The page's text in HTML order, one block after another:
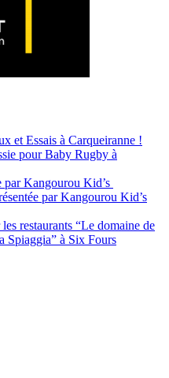
et Essais à Carqueiranne !
pour Baby Rugby à
par Kangourou Kid’s
par Kangourou Kid’s
restaurants “Le domaine de
Spiaggia” à Six Fours